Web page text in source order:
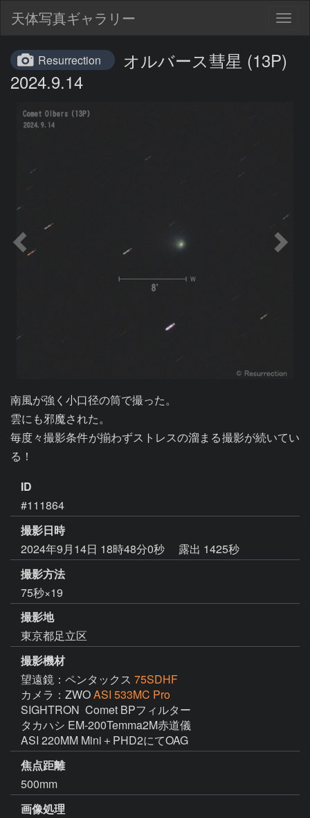
天体写真ギャラリー
Resurrection
オルバース彗星 (13P)
2024.9.14
南風が強く小口径の筒で撮った。
雲にも邪魔された。
毎度々撮影条件が揃わずストレスの溜まる撮影が続いてい
る！
ID
#111864
撮影日時
2024年9月14日 18時48分0秒
露出 1425秒
撮影方法
75秒×19
撮影地
東京都足立区
撮影機材
望遠鏡：ペンタックス 75SDHF
カメラ：ZWOASI 533MC Pro
SIGHTRON  Comet BPフィルター
タカハシ EM-200Temma2M赤道儀
ASI 220MM Mini＋PHD2にてOAG
焦点距離
500mm
画像処理